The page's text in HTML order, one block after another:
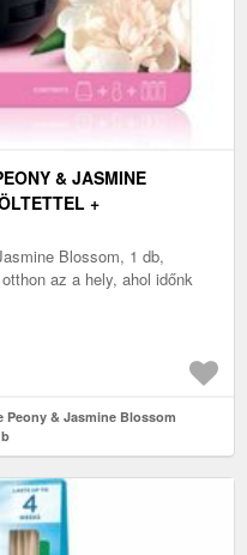
& JASMINE
+
Blossom, 1 db,
az a hely, ahol időnk
& Jasmine Blossom